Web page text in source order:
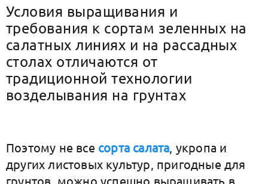
Условия выращивания и
требования к сортам зеленных на
салатных линиях и на рассадных
столах отличаются от
традиционной технологии
возделывания на грунтах
Поэтому не все сорта салата, укропа и
других листовых культур, пригодные для
грунтов, можно успешно выращивать в